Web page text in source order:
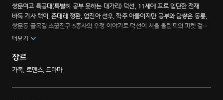
쌍문여고 특공대(특별히 공부 못하는 대가리) 덕선, 11세에 프로 입단한 천재
바둑 기사 택이, 츤데레 정환, 엄친아 선우, 학주 아들이지만 공부와 담쌓은 동룡,
쌍문동 골목길 소꿉친구 5총사의 우정 이야기로 덕선이 서울 올림픽의 피켓 걸로
꼽히고, 신해철의 ‘그대에게’ 전주에 전율하며, 소방차의 춤을 연습하는 등 다양한
더보기
장르
가족, 로맨스, 드라마